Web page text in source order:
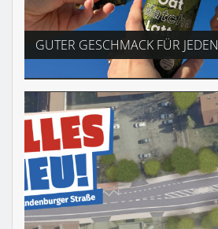
GUTER GESCHMACK FÜR JEDEN